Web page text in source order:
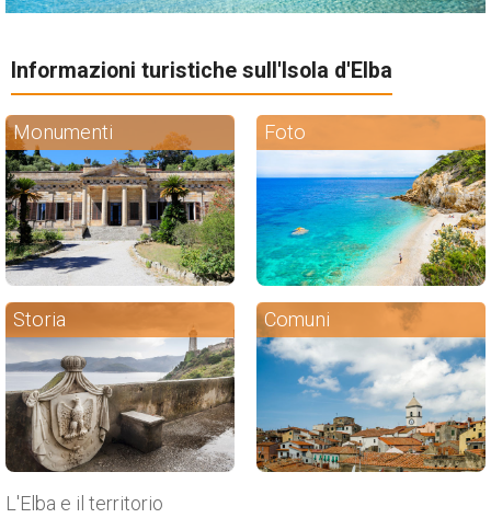
Informazioni turistiche sull'Isola d'Elba
Monumenti Foto
Storia Comuni
L'Elba e il territorio